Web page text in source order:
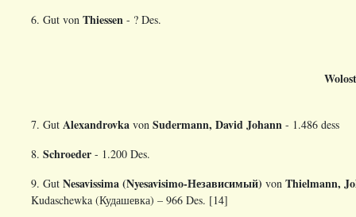
6. Gut von Thiessen - ? Des.
7. Gut Alexandrovka von Sudermann, David Johann - 1.486 dess
8. Schroeder - 1.200 Des.
9. Gut Nesavissima(Nyesavisimo-Независимый) von Thielmann,
Kudaschewka (Кудашевка) – 966 Des. [14]